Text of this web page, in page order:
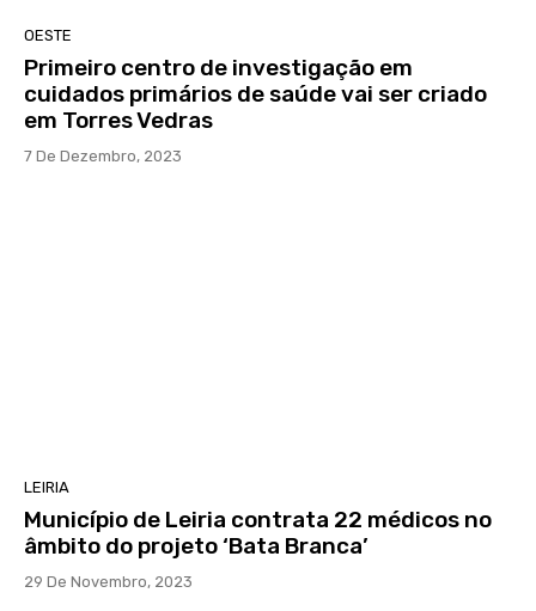
OESTE
Primeiro centro de investigação em
cuidados primários de saúde vai ser criado
em Torres Vedras
7 De Dezembro, 2023
LEIRIA
Município de Leiria contrata 22 médicos no
âmbito do projeto ‘Bata Branca’
29 De Novembro, 2023